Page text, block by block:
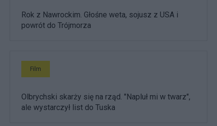
Rok z Nawrockim. Głośne weta, sojusz z USA i
powrót do Trójmorza
Film
Olbrychski skarży się na rząd. "Napluł mi w twarz",
ale wystarczył list do Tuska